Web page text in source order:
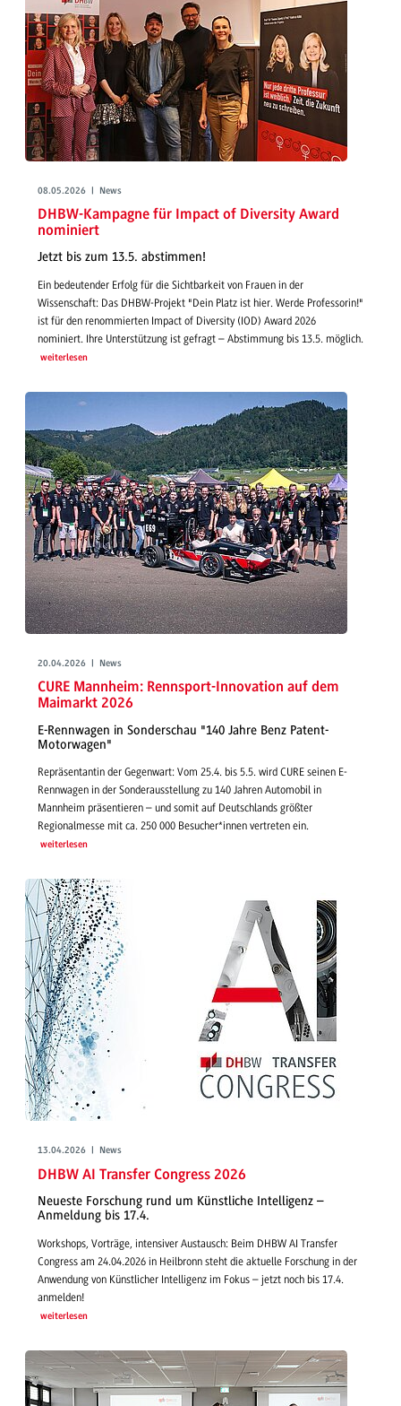
08.05.2026 | News
DHBW-Kampagne für Impact of Diversity Award
nominiert
Jetzt bis zum 13.5. abstimmen!
Ein bedeutender Erfolg für die Sichtbarkeit von Frauen in der
Wissenschaft: Das DHBW-Projekt "Dein Platz ist hier. Werde Professorin!"
ist für den renommierten Impact of Diversity (IOD) Award 2026
nominiert. Ihre Unterstützung ist gefragt – Abstimmung bis 13.5. möglich.
weiterlesen
20.04.2026 | News
CURE Mannheim: Rennsport-Innovation auf dem
Maimarkt 2026
E-Rennwagen in Sonderschau "140 Jahre Benz Patent-
Motorwagen"
Repräsentantin der Gegenwart: Vom 25.4. bis 5.5. wird CURE seinen E-
Rennwagen in der Sonderausstellung zu 140 Jahren Automobil in
Mannheim präsentieren – und somit auf Deutschlands größter
Regionalmesse mit ca. 250 000 Besucher*innen vertreten ein.
weiterlesen
13.04.2026 | News
DHBW AI Transfer Congress 2026
Neueste Forschung rund um Künstliche Intelligenz –
Anmeldung bis 17.4.
Workshops, Vorträge, intensiver Austausch: Beim DHBW AI Transfer
Congress am 24.04.2026 in Heilbronn steht die aktuelle Forschung in der
Anwendung von Künstlicher Intelligenz im Fokus – jetzt noch bis 17.4.
anmelden!
weiterlesen